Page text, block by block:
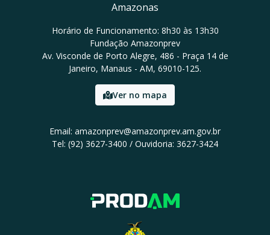
Amazonas
Horário de Funcionamento: 8h30 às 13h30
Fundação Amazonprev
Av. Visconde de Porto Alegre, 486 - Praça 14 de
Janeiro, Manaus - AM, 69010-125.
Ver no mapa
Email: amazonprev@amazonprev.am.gov.br
Tel: (92) 3627-3400 / Ouvidoria: 3627-3424